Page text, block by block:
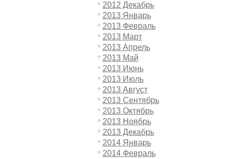
2012 Декабрь
2013 Январь
2013 Февраль
2013 Март
2013 Апрель
2013 Май
2013 Июнь
2013 Июль
2013 Август
2013 Сентябрь
2013 Октябрь
2013 Ноябрь
2013 Декабрь
2014 Январь
2014 Февраль